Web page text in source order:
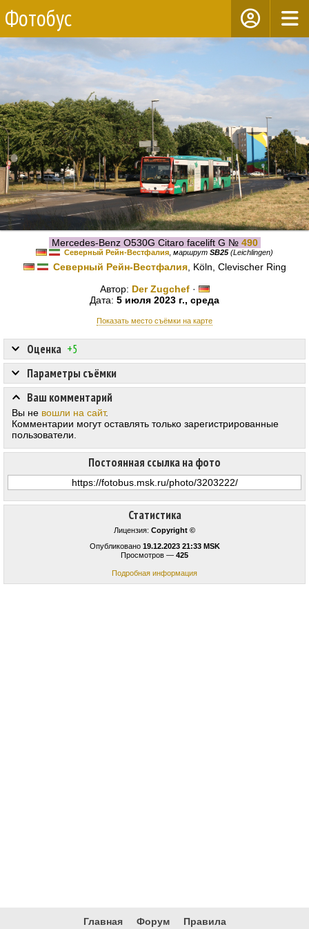
Фотобус
Mercedes-Benz O530G Citaro facelift G № 490
Северный Рейн-Вестфалия маршрут SB25(Leichlingen)
Северный Рейн-Вестфалия, Köln, Clevischer Ring
Автор: Der Zugchef·
Дата: 5 июля 2023 г., среда
Показать место съёмки на карте
Статистика
Лицензия: Copyright ©
Опубликовано 19.12.2023 21:33 MSK
Просмотров — 425
Подробная информация
Оценка +5
Постоянная ссылка на фото
Параметры съёмки
Ваш комментарий
Вы не вошли на сайт.
Комментарии могут оставлять только зарегистрированные
пользователи.
Главная Форум Правила